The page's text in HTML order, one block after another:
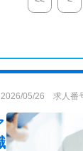
2026/05/26 求人番